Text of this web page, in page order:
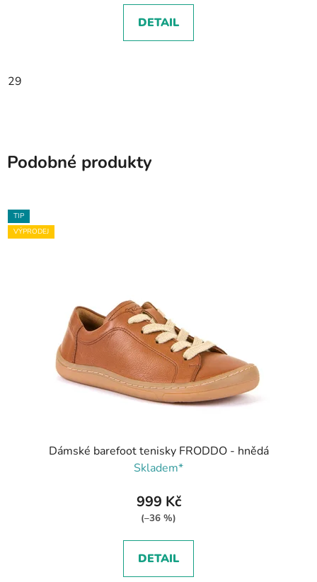
DETAIL
29
Podobné produkty
TIP
VÝPRODEJ
Dámské barefoot tenisky FRODDO - hnědá
Skladem*
999 Kč
(–36 %)
DETAIL